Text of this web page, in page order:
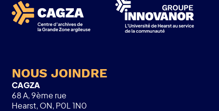
NOUS JOINDRE
CAGZA
68 A, 9ème rue
Hearst, ON, P0L 1N0